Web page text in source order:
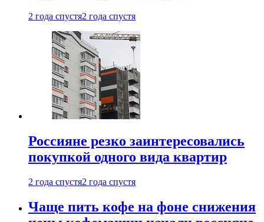
2 года спустя2 года спустя
Россияне резко заинтересовались
покупкой одного вида квартир
2 года спустя2 года спустя
Чаще пить кофе на фоне снижения